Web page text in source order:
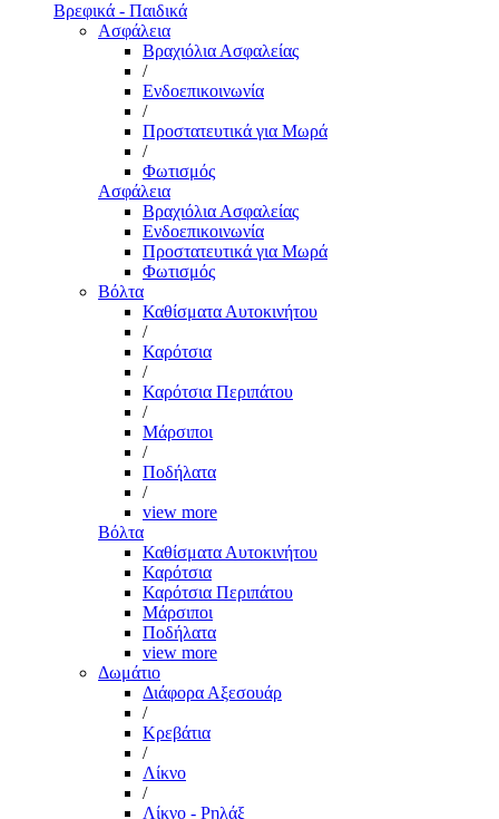
Βρεφικά - Παιδικά
Ασφάλεια
Βραχιόλια Ασφαλείας
/
Ενδοεπικοινωνία
/
Προστατευτικά για Μωρά
/
Φωτισμός
Ασφάλεια
Βραχιόλια Ασφαλείας
Ενδοεπικοινωνία
Προστατευτικά για Μωρά
Φωτισμός
Βόλτα
Καθίσματα Αυτοκινήτου
/
Καρότσια
/
Καρότσια Περιπάτου
/
Μάρσιποι
/
Ποδήλατα
/
view more
Βόλτα
Καθίσματα Αυτοκινήτου
Καρότσια
Καρότσια Περιπάτου
Μάρσιποι
Ποδήλατα
view more
Δωμάτιο
Διάφορα Αξεσουάρ
/
Κρεβάτια
/
Λίκνο
/
Λίκνο - Ρηλάξ